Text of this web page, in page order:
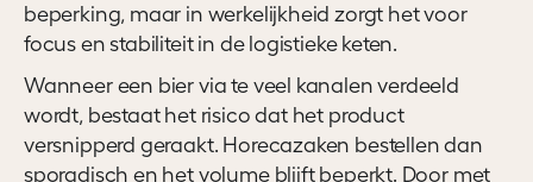
beperking, maar in werkelijkheid zorgt het voor
focus en stabiliteit in de logistieke keten.
Wanneer een bier via te veel kanalen verdeeld
wordt, bestaat het risico dat het product
versnipperd geraakt. Horecazaken bestellen dan
sporadisch en het volume blijft beperkt. Door met